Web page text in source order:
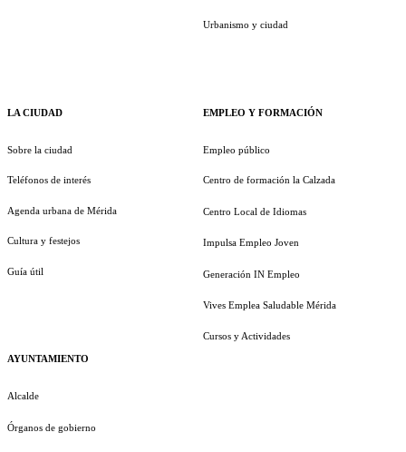
LA CIUDAD
Sobre la ciudad
Teléfonos de interés
Agenda urbana de Mérida
Cultura y festejos
Guía útil
AYUNTAMIENTO
Alcalde
Órganos de gobierno
Urbanismo y ciudad
EMPLEO Y FORMACIÓN
Empleo público
Centro de formación la Calzada
Centro Local de Idiomas
Impulsa Empleo Joven
Generación IN Empleo
Vives Emplea Saludable Mérida
Cursos y Actividades